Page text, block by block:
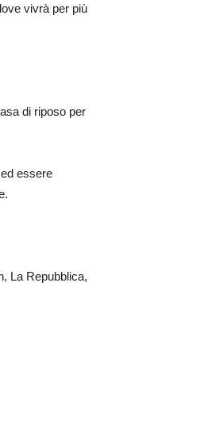
vivrà per più
di riposo per
essere
La Repubblica,